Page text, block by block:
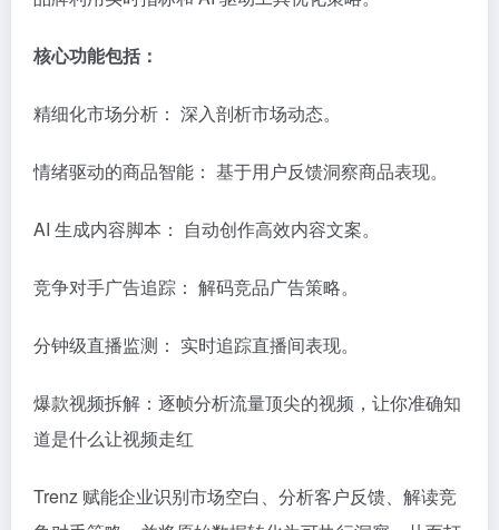
核心功能包括：
精细化市场分析： 深入剖析市场动态。
情绪驱动的商品智能： 基于用户反馈洞察商品表现。
AI 生成内容脚本： 自动创作高效内容文案。
竞争对手广告追踪： 解码竞品广告策略。
分钟级直播监测： 实时追踪直播间表现。
爆款视频拆解：逐帧分析流量顶尖的视频，让你准确知
道是什么让视频走红
Trenz 赋能企业识别市场空白、分析客户反馈、解读竞